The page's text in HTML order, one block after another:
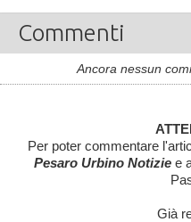
Commenti
Ancora nessun
Per poter commentare
Pesaro Urbino Notiziee
Già